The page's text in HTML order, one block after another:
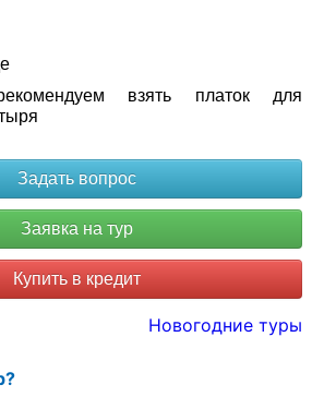
взять платок для
Купить в кредит
Новогодние туры